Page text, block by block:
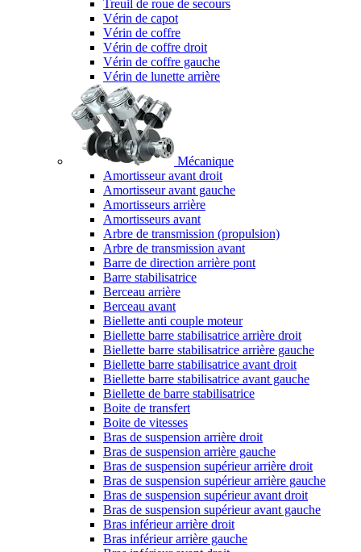
Treuil de roue de secours
Vérin de capot
Vérin de coffre
Vérin de coffre droit
Vérin de coffre gauche
Vérin de lunette arrière
Mécanique
Amortisseur avant droit
Amortisseur avant gauche
Amortisseurs arrière
Amortisseurs avant
Arbre de transmission (propulsion)
Arbre de transmission avant
Barre de direction arrière pont
Barre stabilisatrice
Berceau arrière
Berceau avant
Biellette anti couple moteur
Biellette barre stabilisatrice arrière droit
Biellette barre stabilisatrice arrière gauche
Biellette barre stabilisatrice avant droit
Biellette barre stabilisatrice avant gauche
Biellette de barre stabilisatrice
Boite de transfert
Boite de vitesses
Bras de suspension arrière droit
Bras de suspension arrière gauche
Bras de suspension supérieur arrière droit
Bras de suspension supérieur arrière gauche
Bras de suspension supérieur avant droit
Bras de suspension supérieur avant gauche
Bras inférieur arrière droit
Bras inférieur arrière gauche